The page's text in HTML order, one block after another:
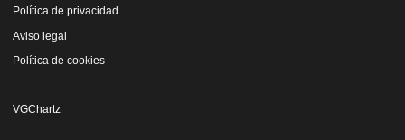
Política de privacidad
Aviso legal
Política de cookies
VGChartz